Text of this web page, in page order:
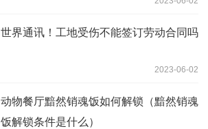
世界通讯！工地受伤不能签订劳动合同吗
2023-06-02
动物餐厅黯然销魂饭如何解锁（黯然销魂
饭解锁条件是什么）